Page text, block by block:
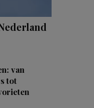
van
tot